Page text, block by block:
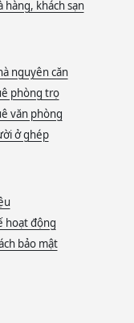
hàng, khách sạn
nguyên căn
phòng trọ
văn phòng
ở ghép
hoạt động
bảo mật